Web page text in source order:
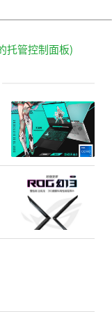
托管控制面板)